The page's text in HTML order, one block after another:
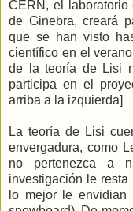
CERN, el laboratorio
de Ginebra, creará
que se han visto
científico en el
de la teoría de Lisi
participa en el
arriba a la izquierda]
La teoría de Lisi
envergadura, como
no pertenezca a
investigación le
lo mejor le